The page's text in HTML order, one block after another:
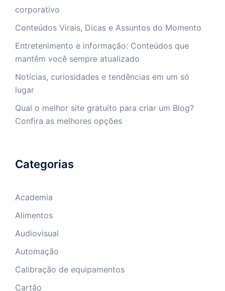
corporativo
Conteúdos Virais, Dicas e Assuntos do Momento
Entretenimento e informação: Conteúdos que
mantêm você sempre atualizado
Notícias, curiosidades e tendências em um só
lugar
Qual o melhor site gratuito para criar um Blog?
Confira as melhores opções
Categorias
Academia
Alimentos
Audiovisual
Automação
Calibração de equipamentos
Cartão